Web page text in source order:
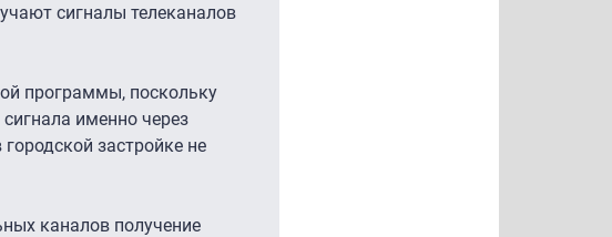
сигналы телеканалов
программы, поскольку
именно через
застройке не
каналов получение